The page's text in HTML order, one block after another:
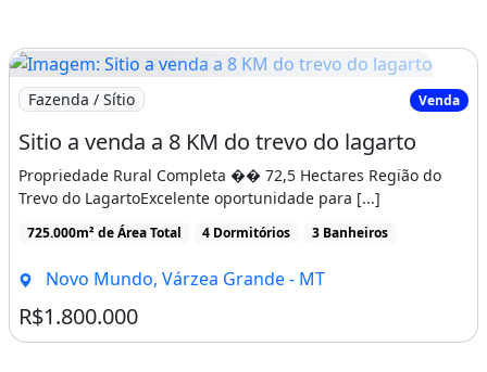
Imagem: Sitio a venda a 8 KM do trevo do lagarto
Fazenda / Sítio Venda
Sitio a venda a 8 KM do trevo do lagarto
Propriedade Rural Completa �� 72,5 Hectares Região do
Trevo do LagartoExcelente oportunidade para [...]
725.000m² de Área Total 4 Dormitórios 3 Banheiros
Novo Mundo, Várzea Grande - MT
R$1.800.000